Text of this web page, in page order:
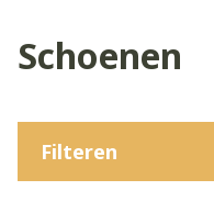
Schoenen
Filteren